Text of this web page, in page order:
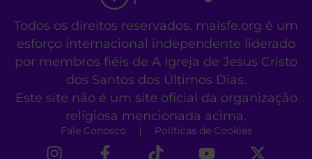
Todos os direitos reservados. maisfe.org é um
esforço internacional independente liderado
por membros fiéis de A Igreja de Jesus Cristo
dos Santos dos Últimos Dias.
Este site não é um site oficial da organização
religiosa mencionada acima.
Fale Conosco Políticas de Cookies